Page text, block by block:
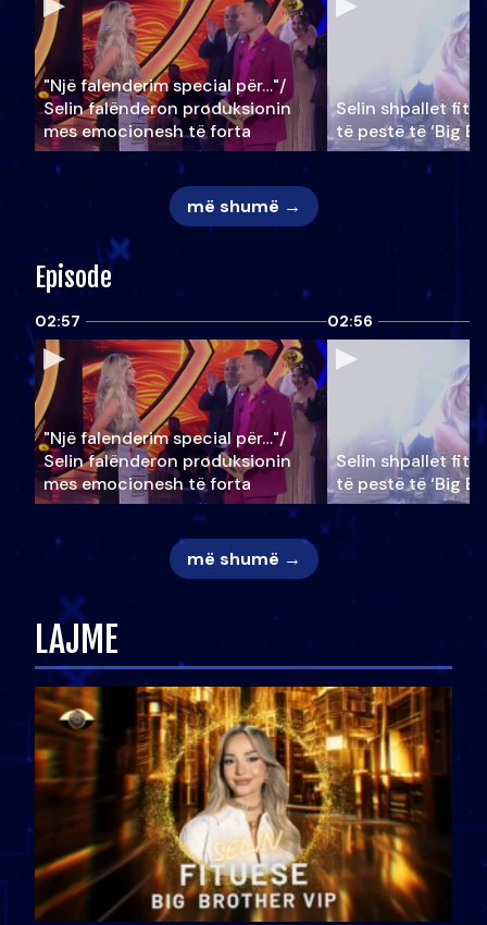
"Një falenderim special për…"/
Selin falënderon produksionin
mes emocionesh të forta
Selin shpallet
të pestë të ‘Big
më shumë →
Episode
02:57
"Një falenderim special për…"/
Selin falënderon produksionin
mes emocionesh të forta
02:56
Selin shpallet
të pestë të ‘Big
më shumë →
LAJME